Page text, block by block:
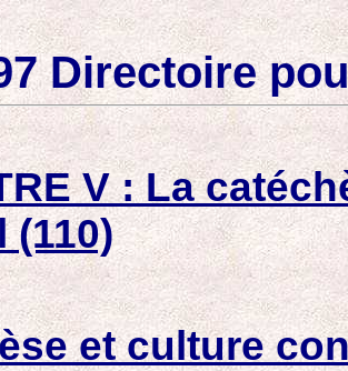
Directoire
V : La
(110)
et culture